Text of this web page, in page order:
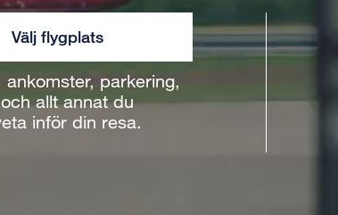
Välj flygplats
ankomster, parkering,
allt annat du
inför din resa.